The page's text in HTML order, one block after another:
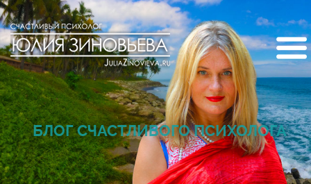
БЛОГ СЧАСТЛИВОГО ПСИХОЛОГА